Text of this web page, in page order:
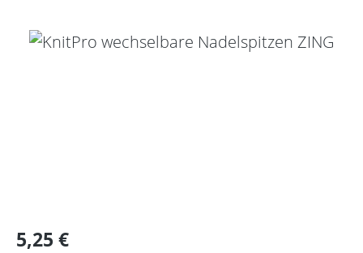
Bildergalerie überspringen
Regulärer Preis:
5,25 €